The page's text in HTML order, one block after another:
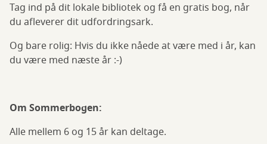
Tag ind på dit lokale bibliotek og få en gratis bog, når
du afleverer dit udfordringsark.
Og bare rolig: Hvis du ikke nåede at være med i år, kan
du være med næste år :-)
Om Sommerbogen:
Alle mellem 6 og 15 år kan deltage.